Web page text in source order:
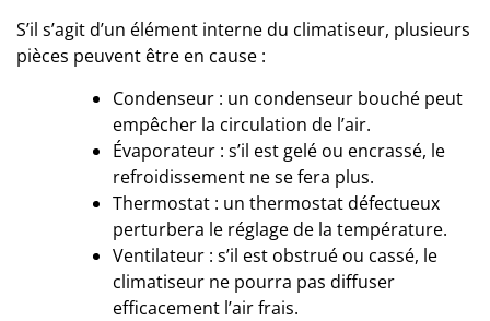
S’il s’agit d’un élément interne du climatiseur, plusieurs
pièces peuvent être en cause :
Condenseur : un condenseur bouché peut
empêcher la circulation de l’air.
Évaporateur : s’il est gelé ou encrassé, le
refroidissement ne se fera plus.
Thermostat : un thermostat défectueux
perturbera le réglage de la température.
Ventilateur : s’il est obstrué ou cassé, le
climatiseur ne pourra pas diffuser
efficacement l’air frais.